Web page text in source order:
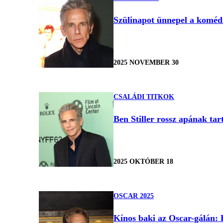
Szülinapot ünnepel a
2025 NOVEMBER 30
CSALÁDI TITKOK
Ben Stiller rossz apának
2025 OKTÓBER 18
OSCAR 2025
Kínos baki az Oscar-gálán: